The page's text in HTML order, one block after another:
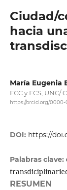
Ciudad/
hacia
María Eugenia
FCC y FCS, UNC/
https://orcid.org/0000-
DOI: https://
Palabras clave:
RESUMEN